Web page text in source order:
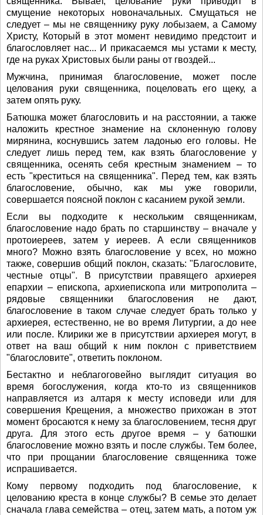
смущение некоторых новоначальных. Смущаться не
следует – мы не священнику руку лобызаем, а Самому
Христу, Который в этот момент невидимо предстоит и
благословляет нас... И прикасаемся мы устами к месту,
где на руках Христовых были раны от гвоздей...
Мужчина, принимая благословение, может после
целования руки священника, поцеловать его щеку, а
затем опять руку.
Батюшка может благословить и на расстоянии, а также
наложить крестное знамение на склоненную голову
мирянина, коснувшись затем ладонью его головы. Не
следует лишь перед тем, как взять благословение у
священника, осенять себя крестным знамением – то
есть "креститься на священника". Перед тем, как взять
благословение, обычно, как мы уже говорили,
совершается поясной поклон с касанием рукой земли.
Если вы подходите к нескольким священникам,
благословение надо брать по старшинству – вначале у
протоиереев, затем у иереев. А если священников
много? Можно взять благословение у всех, но можно
также, совершив общий поклон, сказать: "Благословите,
честные отцы". В присутствии правящего архиерея
епархии – епископа, архиепископа или митрополита –
рядовые священники благословения не дают,
благословение в таком случае следует брать только у
архиерея, естественно, не во время Литургии, а до нее
или после. Клирики же в присутствии архиерея могут, в
ответ на ваш общий к ним поклон с приветствием
"благословите", ответить поклоном.
Бестактно и неблагоговейно выглядит ситуация во
время богослужения, когда кто-то из священников
направляется из алтаря к месту исповеди или для
совершения Крещения, а множество прихожан в этот
момент бросаются к нему за благословением, тесня друг
друга. Для этого есть другое время – у батюшки
благословение можно взять и после службы. Тем более,
что при прощании благословение священника тоже
испрашивается.
Кому первому подходить под благословение, к
целованию креста в конце службы? В семье это делает
сначала глава семейства – отец, затем мать, а потом уж